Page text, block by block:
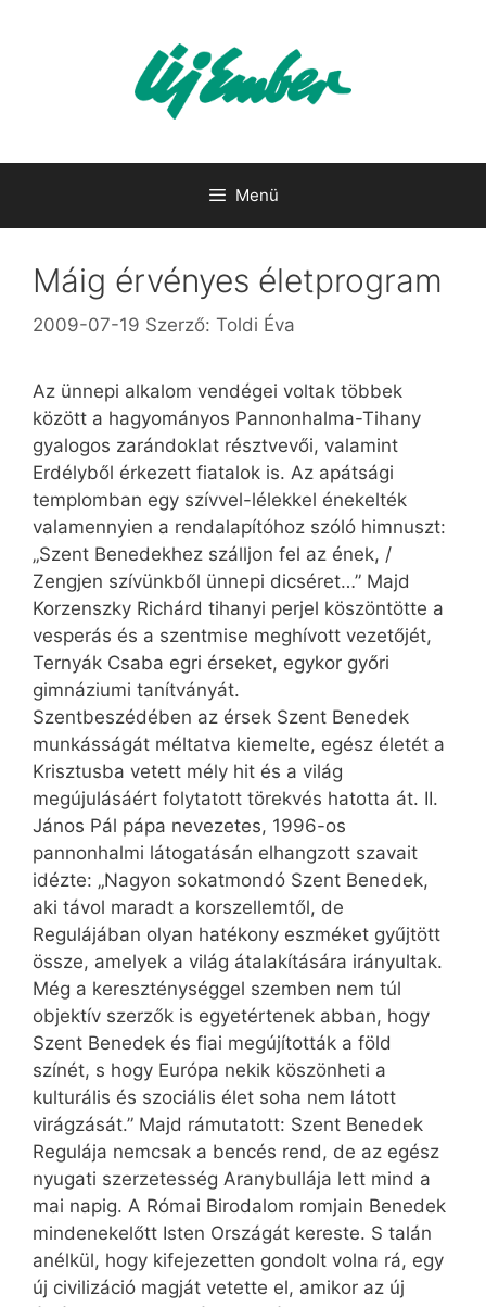
Menü
Máig érvényes életprogram
2009-07-19 Szerző: Toldi Éva
Az ünnepi alkalom vendégei voltak többek
között a hagyományos Pannonhalma-Tihany
gyalogos zarándoklat résztvevői, valamint
Erdélyből érkezett fiatalok is. Az apátsági
templomban egy szívvel-lélekkel énekelték
valamennyien a rendalapítóhoz szóló himnuszt:
„Szent Benedekhez szálljon fel az ének, /
Zengjen szívünkből ünnepi dicséret…” Majd
Korzenszky Richárd tihanyi perjel köszöntötte a
vesperás és a szentmise meghívott vezetőjét,
Ternyák Csaba egri érseket, egykor győri
gimnáziumi tanítványát.
Szentbeszédében az érsek Szent Benedek
munkásságát méltatva kiemelte, egész életét a
Krisztusba vetett mély hit és a világ
megújulásáért folytatott törekvés hatotta át. II.
János Pál pápa nevezetes, 1996-os
pannonhalmi látogatásán elhangzott szavait
idézte: „Nagyon sokatmondó Szent Benedek,
aki távol maradt a korszellemtől, de
Regulájában olyan hatékony eszméket gyűjtött
össze, amelyek a világ átalakítására irányultak.
Még a kereszténységgel szemben nem túl
objektív szerzők is egyetértenek abban, hogy
Szent Benedek és fiai megújították a föld
színét, s hogy Európa nekik köszönheti a
kulturális és szociális élet soha nem látott
virágzását.” Majd rámutatott: Szent Benedek
Regulája nemcsak a bencés rend, de az egész
nyugati szerzetesség Aranybullája lett mind a
mai napig. A Római Birodalom romjain Benedek
mindenekelőtt Isten Országát kereste. S talán
anélkül, hogy kifejezetten gondolt volna rá, egy
új civilizáció magját vetette el, amikor az új